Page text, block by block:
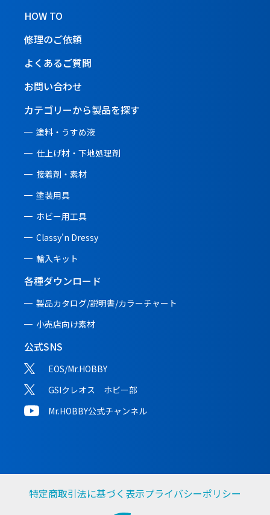
HOW TO
修理のご依頼
よくあるご質問
お問い合わせ
カテゴリーから製品を探す
塗料・うすめ液
仕上げ材・下地処理剤
接着剤・素材
塗装用具
ホビー用工具
Classy'n Dressy
輸入キット
各種ダウンロード
製品カタログ/説明書/カラーチャート
小売店向け素材
公式SNS
EOS/Mr.HOBBY
GSIクレオス ホビー部
Mr.HOBBY公式チャンネル
特定商取引法に基づく表示プライバシーポリシー